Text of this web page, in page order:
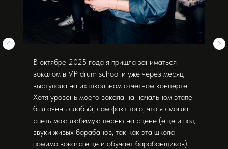
В октябре 2025 года я пришла заниматься
вокалом в VP drum school и уже через месяц
выступала на их школьном отчетном концерте.
Хотя уровень моего вокала на начальном этапе
был очень слабый, сам факт того, что я смогла
спеть мою любимую песню на сцене (еще и под
звуки живых барабанов, так как эта школа
помимо вокала еще и обучает барабанщиков)